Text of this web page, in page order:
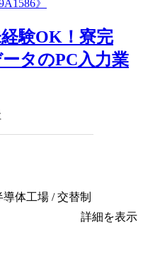
経験OK！寮完
タのPC入力業
体工場 / 交替制
詳細を表示